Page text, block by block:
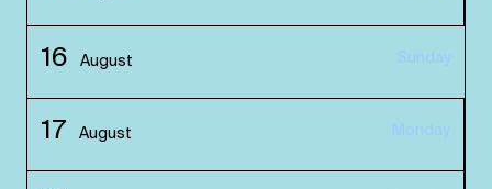
16 August Sunday
17 August Monday